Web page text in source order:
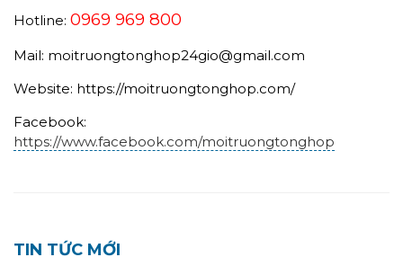
Hotline: 0969 969 800
Mail: moitruongtonghop24gio@gmail.com
Website: https://moitruongtonghop.com/
Facebook:
https://www.facebook.com/moitruongtonghop
TIN TỨC MỚI